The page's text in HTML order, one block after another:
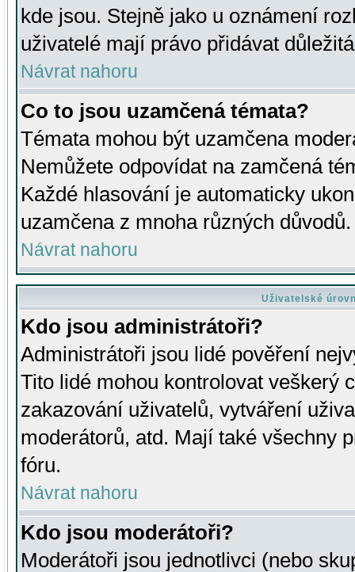
kde jsou. Stejně jako u oznámení
uživatelé mají právo přidávat
Návrat nahoru
Co to jsou uzamčená témata?
Témata mohou být uzamčena
Nemůžete odpovídat na zamčená
Každé hlasování je automaticky
uzamčena z mnoha různých důvodů.
Návrat nahoru
Uživatelské
Kdo jsou administrátoři?
Administrátoři jsou lidé pověření
Tito lidé mohou kontrolovat veškerý
zakazování uživatelů, vytváření
moderátorů, atd. Mají také všechny
fóru.
Návrat nahoru
Kdo jsou moderátoři?
Moderátoři jsou jednotlivci (nebo